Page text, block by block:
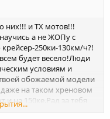
них!!! и ТХ мотов!!!
а не ЖОПу с
250ки-130км/ч?!
будет весело!Люди
условиям и
обожаемой модели
на таком хреновом
и на 150ке.Рад за тебя
техн.слова и идешь в